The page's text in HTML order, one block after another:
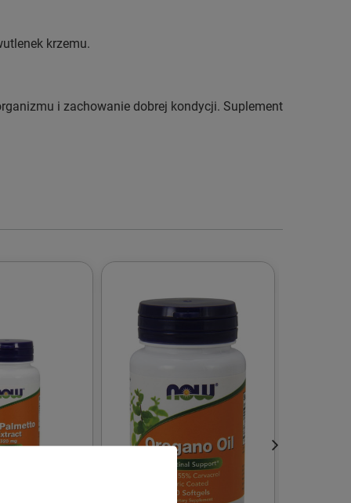
krzemu.
i zachowanie dobrej kondycji. Suplement